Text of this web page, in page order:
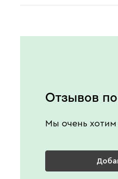
Отзывов
Мы очень хотим